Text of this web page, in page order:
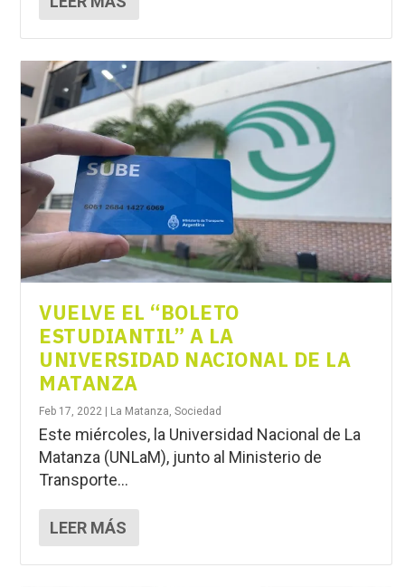
VUELVE EL “BOLETO
ESTUDIANTIL” A LA
UNIVERSIDAD NACIONAL DE LA
MATANZA
Feb 17, 2022 | La Matanza,Sociedad
Este miércoles, la Universidad Nacional de La
Matanza (UNLaM), junto al Ministerio de
Transporte...
LEER MÁS